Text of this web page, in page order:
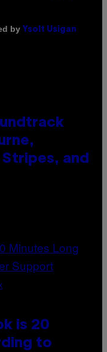
by Ysolt Usigan
and
is 20
to